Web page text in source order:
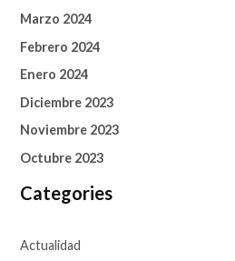
Marzo 2024
Febrero 2024
Enero 2024
Diciembre 2023
Noviembre 2023
Octubre 2023
Categories
Actualidad